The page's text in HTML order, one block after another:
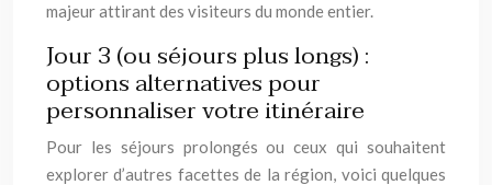
majeur attirant des visiteurs du monde entier.
Jour 3 (ou séjours plus longs) :
options alternatives pour
personnaliser votre itinéraire
Pour les séjours prolongés ou ceux qui souhaitent
explorer d’autres facettes de la région, voici quelques